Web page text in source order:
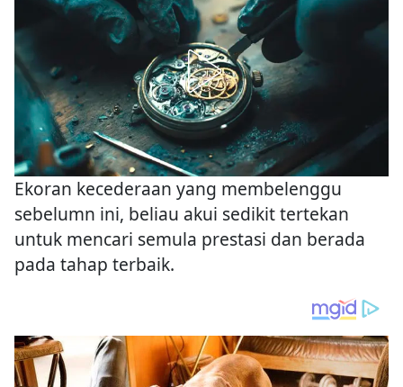
Ekoran kecederaan yang membelenggu
sebelumn ini, beliau akui sedikit tertekan
untuk mencari semula prestasi dan berada
pada tahap terbaik.